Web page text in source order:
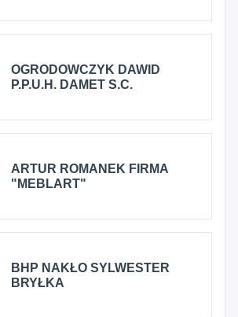
OGRODOWCZYK DAWID
P.P.U.H. DAMET S.C.
ARTUR ROMANEK FIRMA
"MEBLART"
BHP NAKŁO SYLWESTER
BRYŁKA